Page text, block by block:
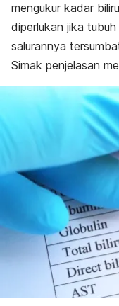
Prosedur
mengukur kadar
diperlukan jika
salurannya
Simak penjelasan